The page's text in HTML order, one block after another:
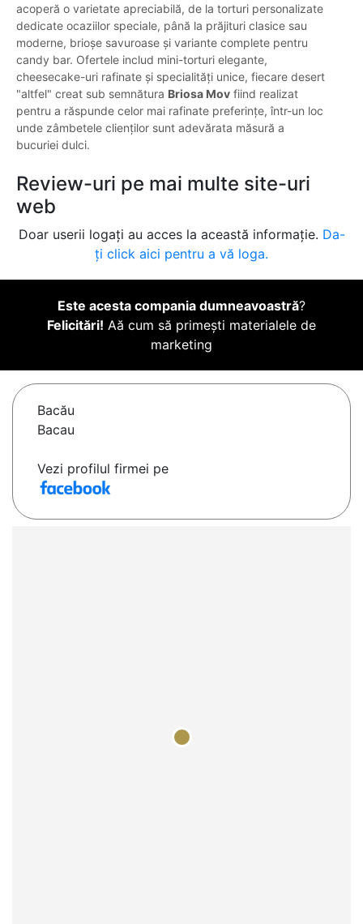
acoperă o varietate apreciabilă, de la torturi personalizate
dedicate ocaziilor speciale, până la prăjituri clasice sau
moderne, brioșe savuroase și variante complete pentru
candy bar. Ofertele includ mini-torturi elegante,
cheesecake-uri rafinate și specialități unice, fiecare desert
"altfel" creat sub semnătura Briosa Mov fiind realizat
pentru a răspunde celor mai rafinate preferințe, într-un loc
unde zâmbetele clienților sunt adevărata măsură a
bucuriei dulci.
Review-uri pe mai multe site-uri
web
Doar userii logați au acces la această informație. Da-
ți click aici pentru a vă loga.
Este acesta compania dumneavoastră?
Felicitări! Aă cum să primești materialele de
marketing
Bacău
Bacau
Vezi profilul firmei pe